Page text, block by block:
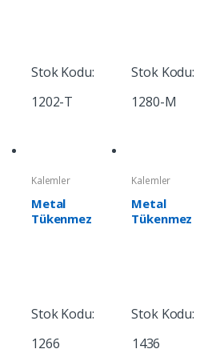
Stok Kodu:
1202-T
Stok Kodu:
1280-M
Kalemler
Metal
Tükenmez
Stok Kodu:
1266
Kalemler
Metal
Tükenmez
Stok Kodu:
1436